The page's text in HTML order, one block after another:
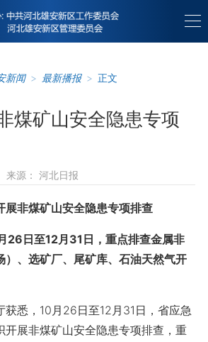
新闻 > 最新播报 > 正文
煤矿山安全隐患专项
来源： 河北日报
展非煤矿山安全隐患专项排查
日至12月31日，重点排查金属非
）、选矿厂、尾矿库、石油天然气开
悉，10月26日至12月31日，省应急
开展非煤矿山安全隐患专项排查，重